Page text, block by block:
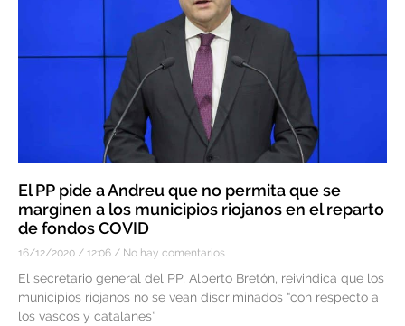
El PP pide a Andreu que no permita que se
marginen a los municipios riojanos en el reparto
de fondos COVID
16/12/2020 12:06 No hay comentarios
El secretario general del PP, Alberto Bretón, reivindica que los
municipios riojanos no se vean discriminados “con respecto a
los vascos y catalanes”